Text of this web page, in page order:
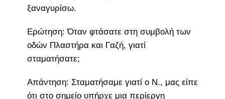
ξαναγυρίσω.
Ερώτηση: Όταν φτάσατε στη συμβολή των
οδών Πλαστήρα και Γαζή, γιατί
σταματήσατε;
Απάντηση: Σταματήσαμε γιατί ο Ν., μας είπε
ότι στο σημείο υπήρχε μια περίεργη